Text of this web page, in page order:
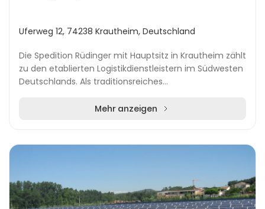
Uferweg 12, 74238 Krautheim, Deutschland
Die Spedition Rüdinger mit Hauptsitz in Krautheim zählt
zu den etablierten Logistikdienstleistern im Südwesten
Deutschlands. Als traditionsreiches
Mehr anzeigen